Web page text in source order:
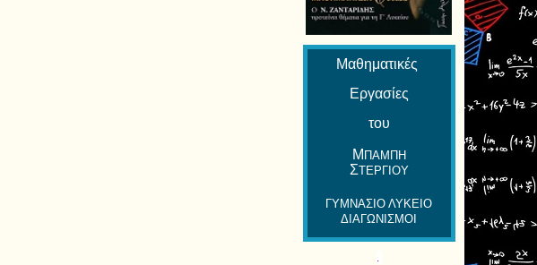
Μαθηματικές
Εργασίες
του
Μ ΠΑΜΠΗ
ΣΤΕΡΓΙΟΥ
ΓΥΜΝΑΣΙΟ ΛΥΚΕΙΟ
ΔΙΑΓΩΝΙΣΜΟΙ
.